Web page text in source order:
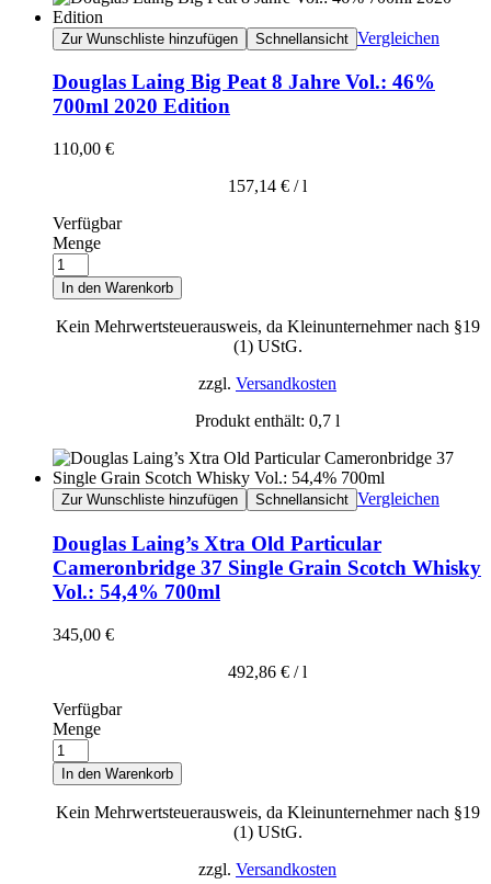
Zur Wunschliste hinzufügen Schnellansicht Vergleichen
Douglas Laing Big Peat 8 Jahre Vol.: 46%
700ml 2020 Edition
110,00 €
157,14 € /l
Verfügbar
Menge
In den Warenkorb
Kein Mehrwertsteuerausweis, da Kleinunternehmer nach §19
(1) UStG.
zzgl. Versandkosten
Produkt enthält: 0,7 l
Zur Wunschliste hinzufügen Schnellansicht Vergleichen
Douglas Laing’s Xtra Old Particular
Cameronbridge 37 Single Grain Scotch Whisky
Vol.: 54,4% 700ml
345,00 €
492,86 € /l
Verfügbar
Menge
In den Warenkorb
Kein Mehrwertsteuerausweis, da Kleinunternehmer nach §19
(1) UStG.
zzgl. Versandkosten